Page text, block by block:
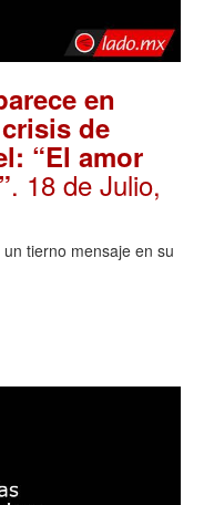
en
de
“El amor
. 18 de Julio,
tierno mensaje en su